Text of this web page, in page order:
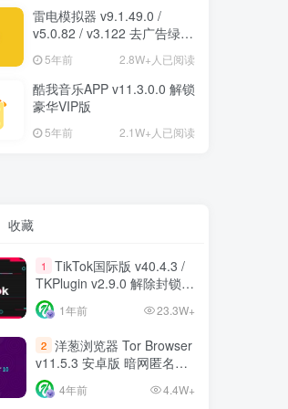
雷电模拟器 v9.1.49.0 /
v5.0.82 / v3.122 去广告绿色
5年前 2.8W+人已阅读
酷我音乐APP v11.3.0.0 解锁
豪华VIP版
5年前 2.1W+人已阅读
收藏
1
TikTok国际版 v40.4.3 /
TKPlugin v2.9.0 解除封锁/
中文破解版 支持选国区
1年前 23.3W+
2 洋葱浏览器 Tor Browser
v11.5.3 安卓版 暗网匿名浏
览器
4年前 4.4W+